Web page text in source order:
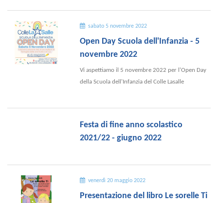
sabato 5 novembre 2022
Open Day Scuola dell'Infanzia - 5
novembre 2022
Vi aspettiamo il 5 novembre 2022 per l'Open Day
della Scuola dell'Infanzia del Colle Lasalle
Festa di fine anno scolastico
2021/22 - giugno 2022
venerdì 20 maggio 2022
Presentazione del libro Le sorelle Ti